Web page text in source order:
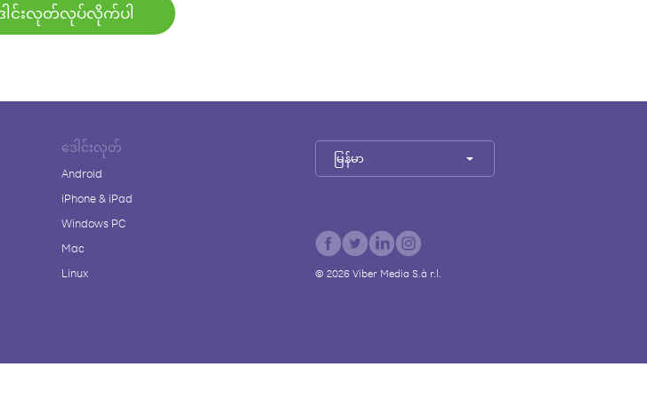
ါင်းလုတ်လုပ်လိုက်ပါ
ဒေါင်းလုတ်
Android
iPhone & iPad
Windows PC
Mac
Linux
မြန်မာ
© 2026 Viber Media S.à r.l.